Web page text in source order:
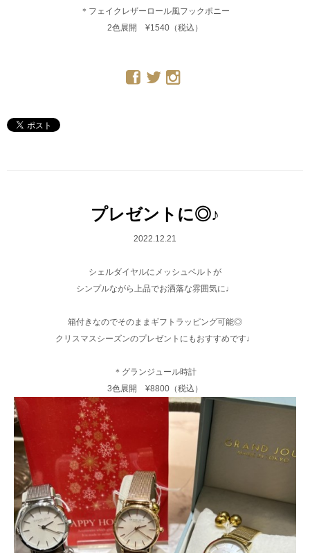
＊フェイクレザーロール風フックポニー
2色展開 ¥1540（税込）
プレゼントに◎♪
2022.12.21
シェルダイヤルにメッシュベルトが
シンプルながら上品でお洒落な雰囲気に♩
箱付きなのでそのままギフトラッピング可能◎
クリスマスシーズンのプレゼントにもおすすめです♩
＊グランジュール時計
3色展開 ¥8800（税込）